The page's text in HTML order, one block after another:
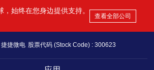
，始终在您身边提供支持。
查看全部公司
捷微电 股票代码 (Stock Code) : 300623